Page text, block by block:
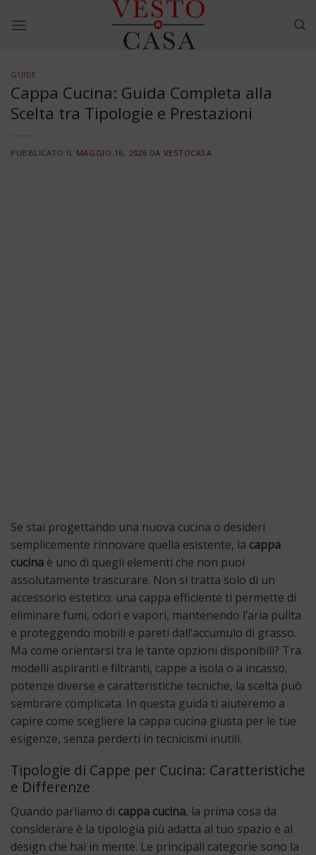
GUIDE
Cappa Cucina: Guida Completa alla
Scelta tra Tipologie e Prestazioni
PUBBLICATO IL MAGGIO 16, 2026 DA VESTOCASA
Se stai progettando una nuova cucina o desideri
semplicemente rinnovare quella esistente, la cappa
cucina è uno di quegli elementi che non puoi
assolutamente trascurare. Non si tratta solo di un
accessorio estetico: una cappa efficiente ti permette di
eliminare fumi, odori e vapori, mantenendo l’aria pulita
e proteggendo mobili e pareti dall’accumulo di grasso.
Ma come orientarsi tra le tante opzioni disponibili? Tra
modelli aspiranti e filtranti, cappe a isola o a incasso,
potenze diverse e caratteristiche tecniche, la scelta può
sembrare complicata. In questa guida ti aiuteremo a
capire come scegliere la cappa cucina giusta per le tue
esigenze, senza perderti in tecnicismi inutili.
Tipologie di Cappe per Cucina: Caratteristiche
e Differenze
Quando parliamo di cappa cucina, la prima cosa da
considerare è la tipologia più adatta al tuo spazio e al
design che hai in mente. Le principali categorie sono la